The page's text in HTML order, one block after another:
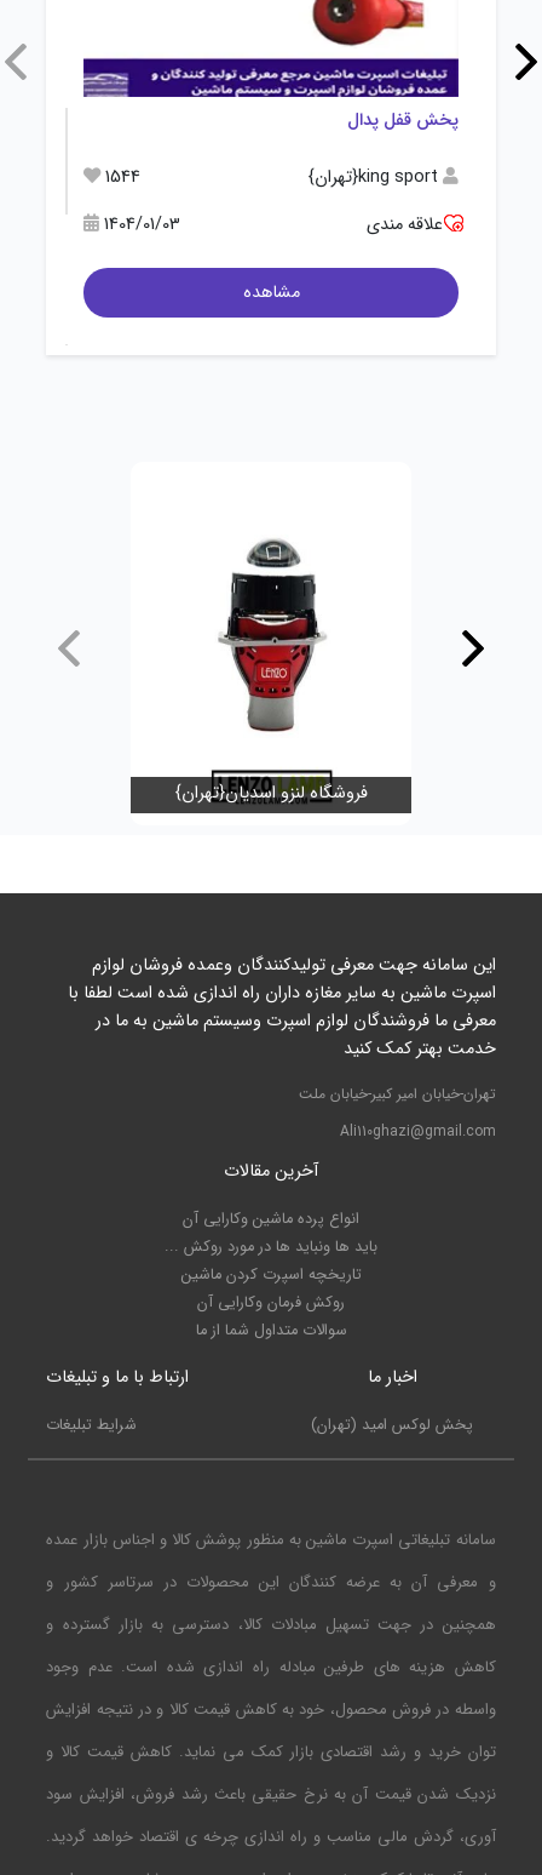
پخش قفل پدال
king sport{تهران}
1544
علاقه مندی
1404/01/03
مشاهده
فروشگاه لنزو اسدیان{تهران}
این سامانه جهت معرفی تولیدکنندگان وعمده فروشان لوازم
اسپرت ماشین به سایر مغازه داران راه اندازی شده است لطفا با
معرفی ما فروشندگان لوازم اسپرت وسیستم ماشین به ما در
خدمت بهتر کمک کنید
تهران-خیابان امیر کبیر-خیابان ملت
Ali110ghazi@gmail.com
آخرین مقالات
انواع پرده ماشین وکارایی آن
باید ها ونباید ها در مورد روکش ...
تاریخچه اسپرت کردن ماشین
روکش فرمان وکارایی آن
سوالات متداول شما از ما
اخبار ما
پخش لوکس امید (تهران)
ارتباط با ما و تبلیغات
شرایط تبلیغات
سامانه تبلیغاتی اسپرت ماشین به منظور پوشش کالا و اجناس بازار عمده
و معرفی آن به عرضه کنندگان این محصولات در سرتاسر کشور و
همچنین در جهت تسهیل مبادلات کالا، دسترسی به بازار گسترده و
کاهش هزینه های طرفین مبادله راه اندازی شده است. عدم وجود
واسطه در فروش محصول، خود به کاهش قیمت کالا و در نتیجه افزایش
توان خرید و رشد اقتصادی بازار کمک می نماید. کاهش قیمت کالا و
نزدیک شدن قیمت آن به نرخ حقیقی باعث رشد فروش، افزایش سود
آوری، گردش مالی مناسب و راه اندازی چرخه ی اقتصاد خواهد گردید.